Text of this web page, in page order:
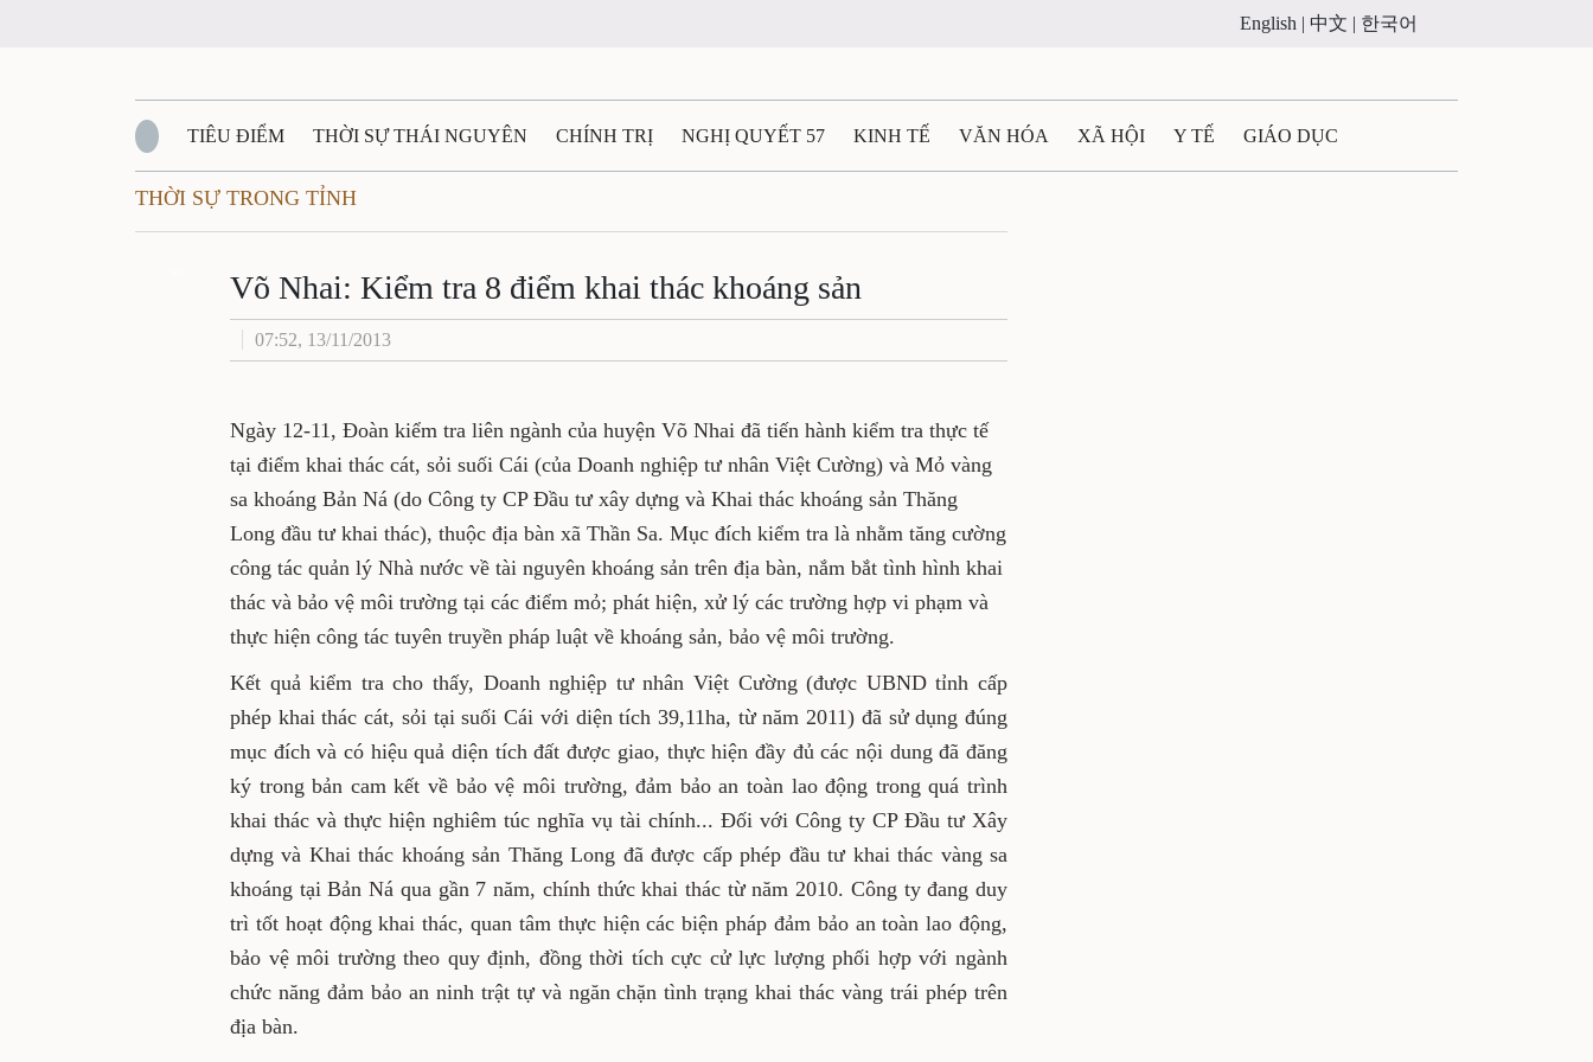
English | 中文 | 한국어
TIÊU ĐIỂM THỜI SỰ THÁI NGUYÊN CHÍNH TRỊ NGHỊ QUYẾT 57 KINH TẾ VĂN HÓA XÃ HỘI Y TẾ GIÁO DỤC
QUỐC PHÒNG - AN NINH
QUÊ HƯƠNG - ĐẤT NƯỚC QUỐC TẾ TÀI NGUYÊN - MÔI TRƯỜNG THỂ THAO
VĂN BẢN, CHÍNH SÁCH MỚI
THỜI SỰ TRONG TỈNH
Võ Nhai: Kiểm tra 8 điểm khai thác khoáng sản
07:52, 13/11/2013
Ngày 12-11, Đoàn kiểm tra liên ngành của huyện Võ Nhai đã tiến hành
kiểm tra thực tế tại điểm khai thác cát, sỏi suối Cái (của Doanh nghiệp tư
nhân Việt Cường) và Mỏ vàng sa khoáng Bản Ná (do Công ty CP Đầu tư xây
dựng và Khai thác khoáng sản Thăng Long đầu tư khai thác), thuộc địa
bàn xã Thần Sa. Mục đích kiểm tra là nhằm tăng cường công tác quản lý
Nhà nước về tài nguyên khoáng sản trên địa bàn, nắm bắt tình hình khai
thác và bảo vệ môi trường tại các điểm mỏ; phát hiện, xử lý các trường
hợp vi phạm và thực hiện công tác tuyên truyền pháp luật về khoáng sản,
bảo vệ môi trường.
Kết quả kiểm tra cho thấy, Doanh nghiệp tư nhân Việt Cường (được UBND
tỉnh cấp phép khai thác cát, sỏi tại suối Cái với diện tích 39,11ha, từ năm
2011) đã sử dụng đúng mục đích và có hiệu quả diện tích đất được giao,
thực hiện đầy đủ các nội dung đã đăng ký trong bản cam kết về bảo vệ
môi trường, đảm bảo an toàn lao động trong quá trình khai thác và thực
hiện nghiêm túc nghĩa vụ tài chính... Đối với Công ty CP Đầu tư Xây dựng
và Khai thác khoáng sản Thăng Long đã được cấp phép đầu tư khai thác
vàng sa khoáng tại Bản Ná qua gần 7 năm, chính thức khai thác từ năm
2010. Công ty đang duy trì tốt hoạt động khai thác, quan tâm thực hiện